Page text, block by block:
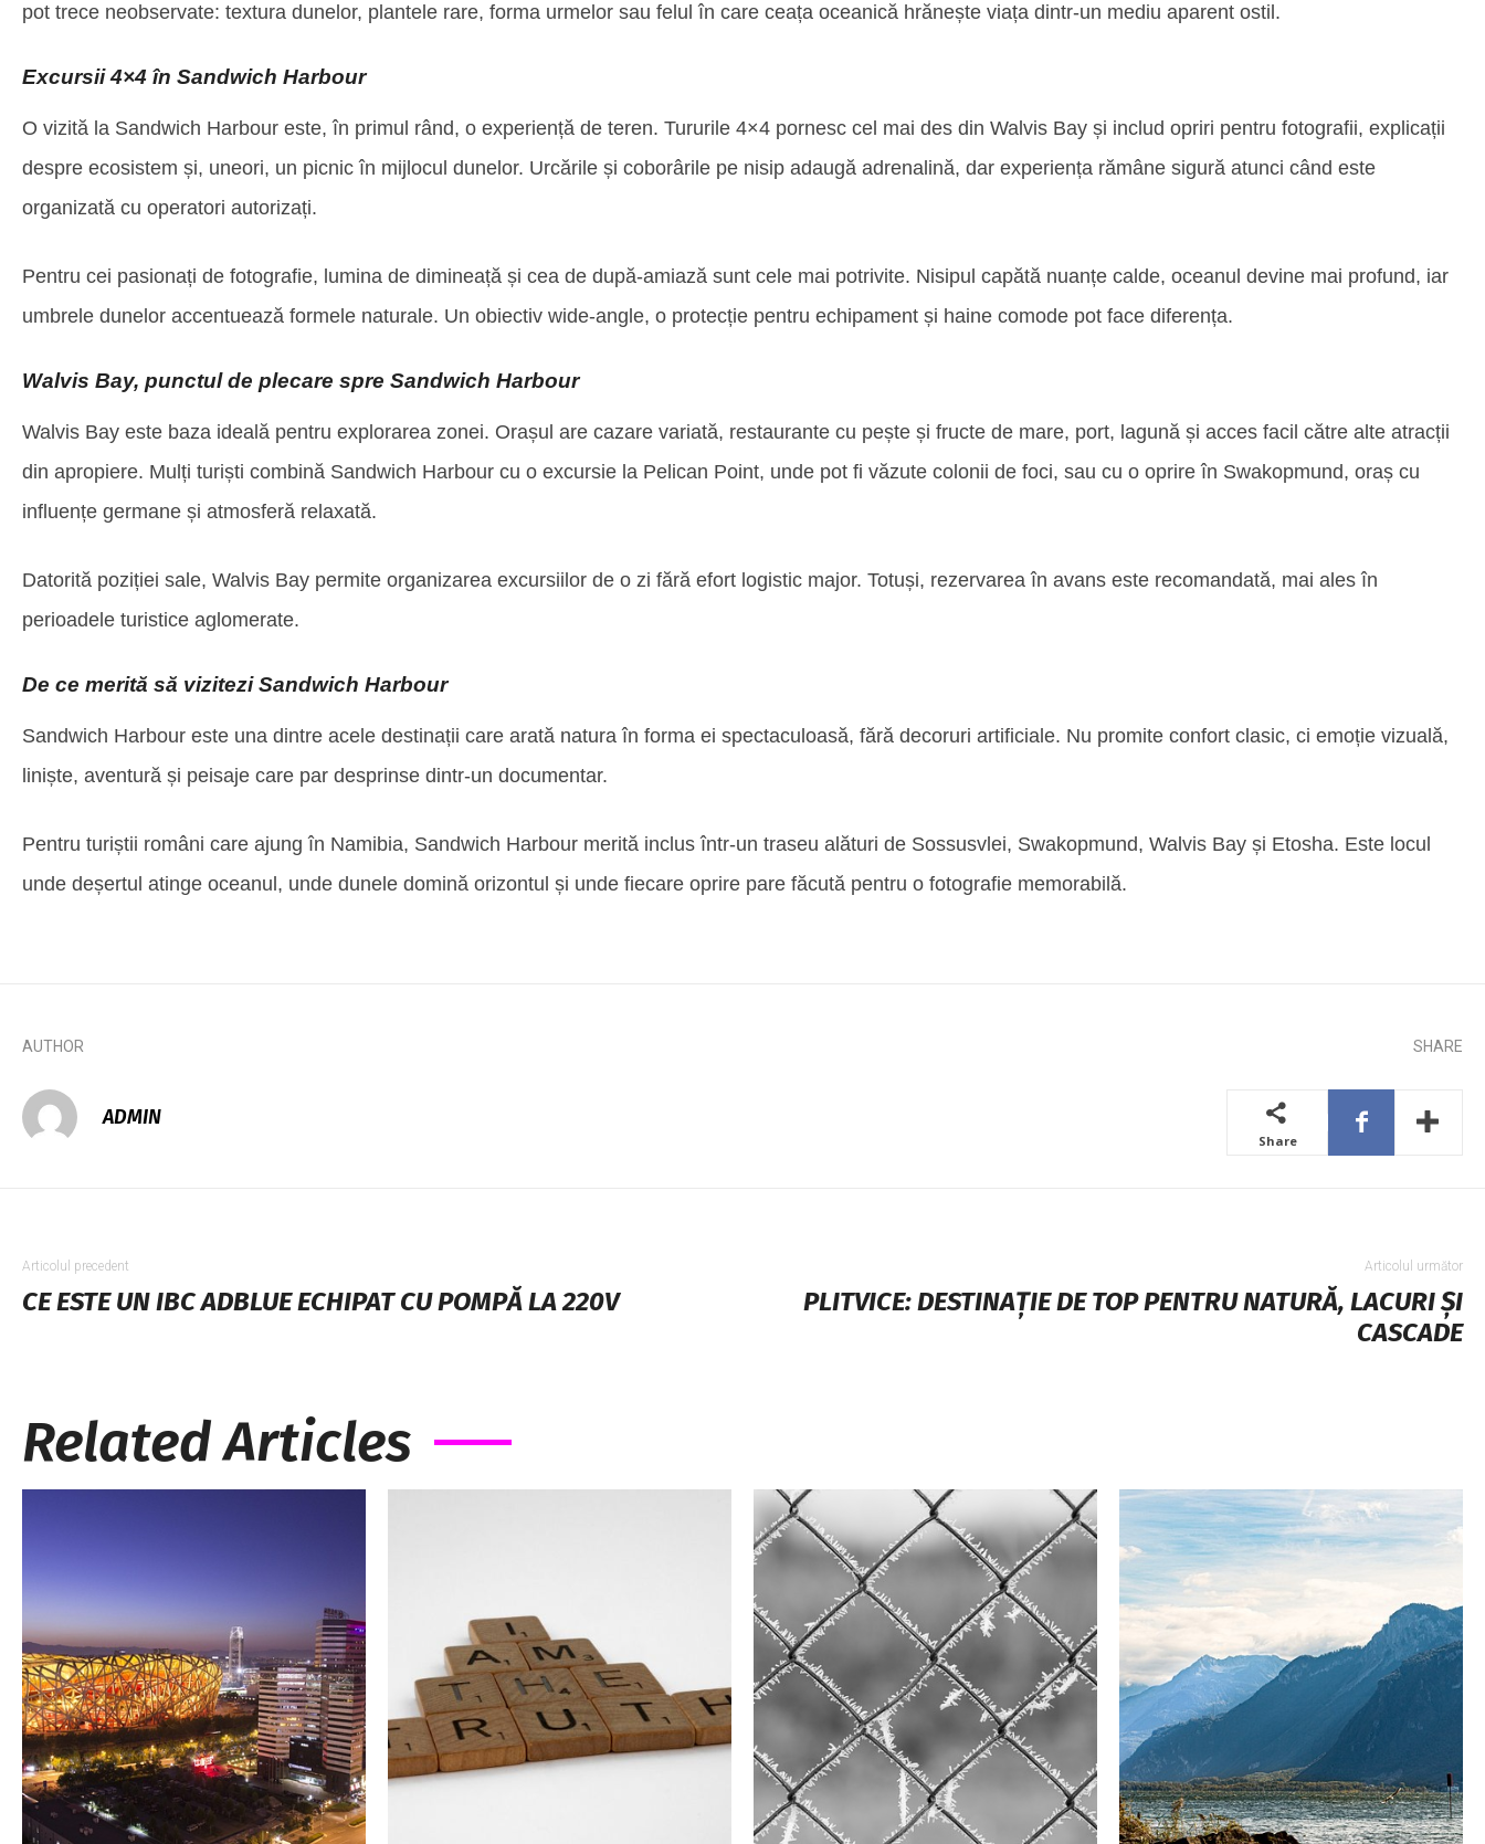
pot trece neobservate: textura dunelor, plantele rare, forma urmelor sau felul în care ceața oceanică hrănește viața dintr-un mediu aparent ostil.
Excursii 4×4 în Sandwich Harbour
O vizită la Sandwich Harbour este, în primul rând, o experiență de teren. Tururile 4×4 pornesc cel mai des din Walvis Bay și includ opriri pentru fotografii, explicații
despre ecosistem și, uneori, un picnic în mijlocul dunelor. Urcările și coborârile pe nisip adaugă adrenalină, dar experiența rămâne sigură atunci când este
organizată cu operatori autorizați.
Pentru cei pasionați de fotografie, lumina de dimineață și cea de după-amiază sunt cele mai potrivite. Nisipul capătă nuanțe calde, oceanul devine mai profund, iar
umbrele dunelor accentuează formele naturale. Un obiectiv wide-angle, o protecție pentru echipament și haine comode pot face diferența.
Walvis Bay, punctul de plecare spre Sandwich Harbour
Walvis Bay este baza ideală pentru explorarea zonei. Orașul are cazare variată, restaurante cu pește și fructe de mare, port, lagună și acces facil către alte atracții
din apropiere. Mulți turiști combină Sandwich Harbour cu o excursie la Pelican Point, unde pot fi văzute colonii de foci, sau cu o oprire în Swakopmund, oraș cu
influențe germane și atmosferă relaxată.
Datorită poziției sale, Walvis Bay permite organizarea excursiilor de o zi fără efort logistic major. Totuși, rezervarea în avans este recomandată, mai ales în
perioadele turistice aglomerate.
De ce merită să vizitezi Sandwich Harbour
Sandwich Harbour este una dintre acele destinații care arată natura în forma ei spectaculoasă, fără decoruri artificiale. Nu promite confort clasic, ci emoție vizuală,
liniște, aventură și peisaje care par desprinse dintr-un documentar.
Pentru turiștii români care ajung în Namibia, Sandwich Harbour merită inclus într-un traseu alături de Sossusvlei, Swakopmund, Walvis Bay și Etosha. Este locul
unde deșertul atinge oceanul, unde dunele domină orizontul și unde fiecare oprire pare făcută pentru o fotografie memorabilă.
AUTHOR
ADMIN
SHARE
Share
Articolul precedent
CE ESTE UN IBC ADBLUE ECHIPAT CU POMPĂ LA 220V
Articolul următor
PLITVICE: DESTINAȚIE DE TOP PENTRU NATURĂ, LACURI ȘI
CASCADE
Related Articles